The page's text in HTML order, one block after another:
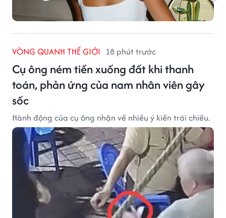
VÒNG QUANH THẾ GIỚI 18 phút trước
Cụ ông ném tiền xuống đất khi thanh
toán, phản ứng của nam nhân viên gây
sốc
Hành động của cụ ông nhận về nhiều ý kiến trái chiều.